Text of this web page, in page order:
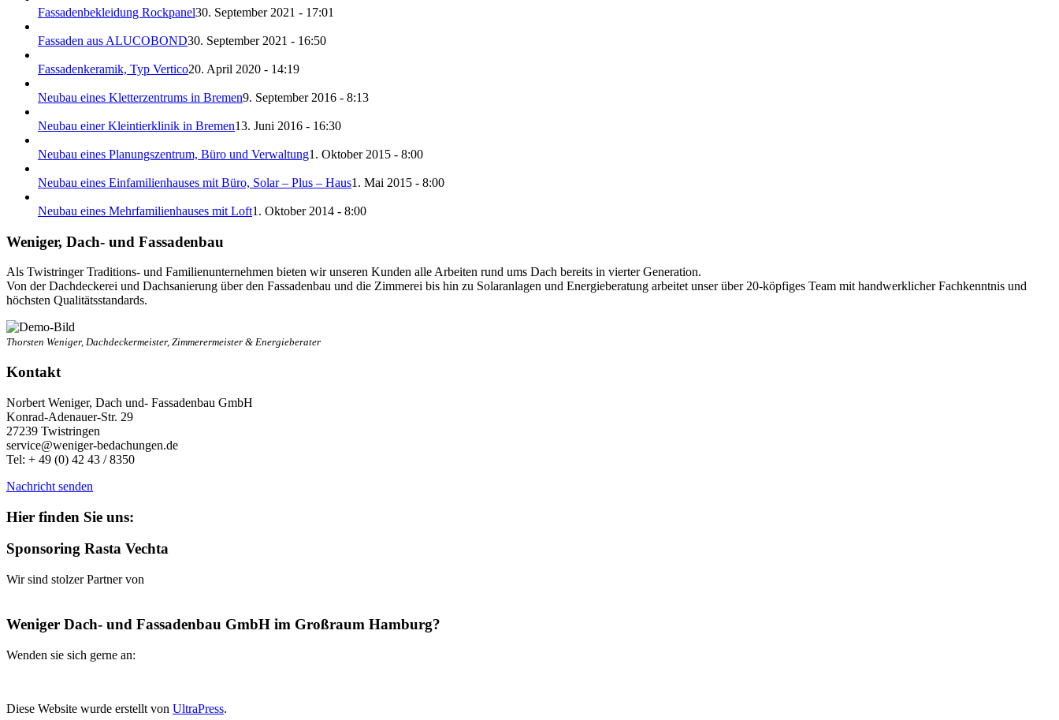
Fassadenbekleidung Rockpanel30. September 2021 - 17:01
Fassaden aus ALUCOBOND30. September 2021 - 16:50
Fassadenkeramik, Typ Vertico20. April 2020 - 14:19
Neubau eines Kletterzentrums in Bremen9. September 2016 - 8:13
Neubau einer Kleintierklinik in Bremen13. Juni 2016 - 16:30
Neubau eines Planungszentrum, Büro und Verwaltung1. Oktober 2015 - 8:00
Neubau eines Einfamilienhauses mit Büro, Solar – Plus – Haus1. Mai 2015 - 8:00
Neubau eines Mehrfamilienhauses mit Loft1. Oktober 2014 - 8:00
Weniger, Dach- und Fassadenbau
Als Twistringer Traditions- und Familienunternehmen bieten wir unseren Kunden alle Arbeiten rund ums Dach bereits in vierter Generation.
Von der Dachdeckerei und Dachsanierung über den Fassadenbau und die Zimmerei bis hin zu Solaranlagen und Energieberatung arbeitet unser über 20-köpfiges Team mit handwerklicher Fachkenntnis und
höchsten Qualitätsstandards.
Thorsten Weniger, Dachdeckermeister, Zimmerermeister & Energieberater
Kontakt
Norbert Weniger, Dach und- Fassadenbau GmbH
Konrad-Adenauer-Str. 29
27239 Twistringen
service@weniger-bedachungen.de
Tel: + 49 (0) 42 43 / 8350
Nachricht senden
Hier finden Sie uns:
Sponsoring Rasta Vechta
Wir sind stolzer Partner von
Weniger Dach- und Fassadenbau GmbH im Großraum Hamburg?
Wenden sie sich gerne an:
Diese Website wurde erstellt von UltraPress.